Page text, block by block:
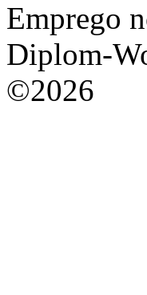
Emprego
Diplom-
©2026